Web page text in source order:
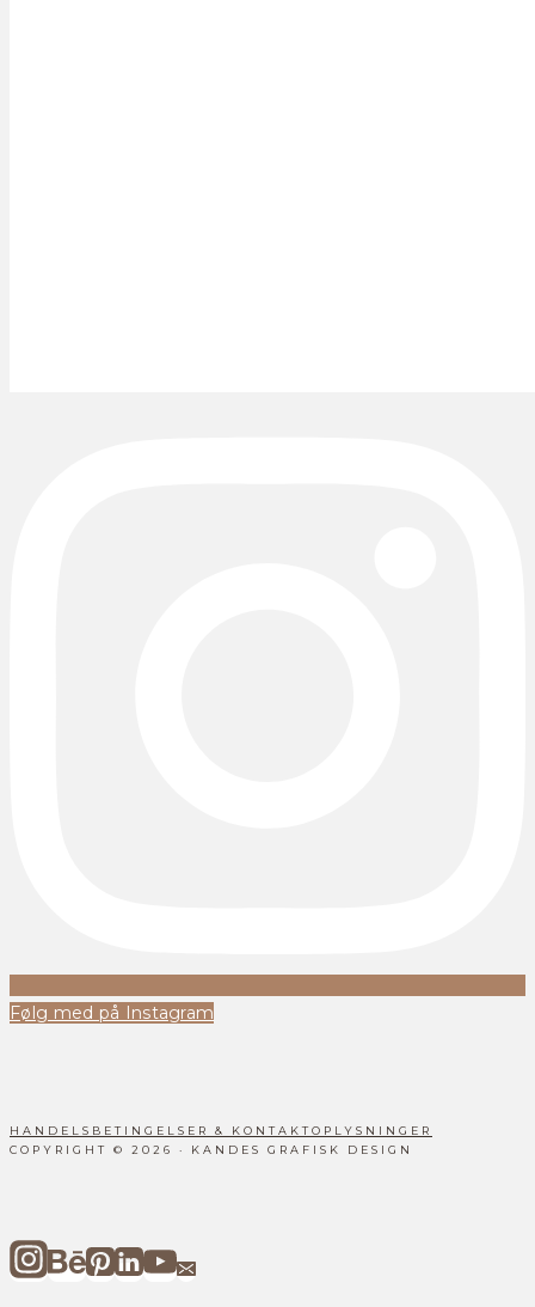
Følg med på Instagram
HANDELSBETINGELSER & KONTAKTOPLYSNINGER
COPYRIGHT © 2026 · KANDES GRAFISK DESIGN